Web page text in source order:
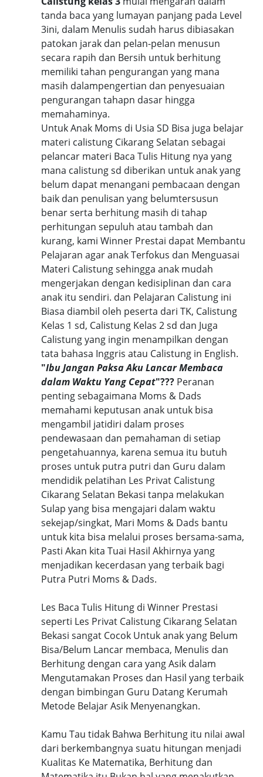
tanda baca yang lumayan panjang pada Level
3ini, dalam Menulis sudah harus dibiasakan
patokan jarak dan pelan-pelan menusun
secara rapih dan Bersih untuk berhitung
memiliki tahan pengurangan yang mana
masih dalampengertian dan penyesuaian
pengurangan tahapn dasar hingga
memahaminya.
Untuk Anak Moms di Usia SD Bisa juga belajar
materi calistung Cikarang Selatan sebagai
pelancar materi Baca Tulis Hitung nya yang
mana calistung sd diberikan untuk anak yang
belum dapat menangani pembacaan dengan
baik dan penulisan yang belumtersusun
benar serta berhitung masih di tahap
perhitungan sepuluh atau tambah dan
kurang, kami Winner Prestai dapat Membantu
Pelajaran agar anak Terfokus dan Menguasai
Materi Calistung sehingga anak mudah
mengerjakan dengan kedisiplinan dan cara
anak itu sendiri. dan Pelajaran Calistung ini
Biasa diambil oleh peserta dari TK, Calistung
Kelas 1 sd, Calistung Kelas 2 sd dan Juga
Calistung yang ingin menampilkan dengan
tata bahasa Inggris atau Calistung in English.
"Ibu Jangan Paksa Aku Lancar Membaca
dalam Waktu Yang Cepat"??? Peranan
penting sebagaimana Moms & Dads
memahami keputusan anak untuk bisa
mengambil jatidiri dalam proses
pendewasaan dan pemahaman di setiap
pengetahuannya, karena semua itu butuh
proses untuk putra putri dan Guru dalam
mendidik pelatihan Les Privat Calistung
Cikarang Selatan Bekasi tanpa melakukan
Sulap yang bisa mengajari dalam waktu
sekejap/singkat, Mari Moms & Dads bantu
untuk kita bisa melalui proses bersama-sama,
Pasti Akan kita Tuai Hasil Akhirnya yang
menjadikan kecerdasan yang terbaik bagi
Putra Putri Moms & Dads.
Les Baca Tulis Hitung di Winner Prestasi
seperti Les Privat Calistung Cikarang Selatan
Bekasi sangat Cocok Untuk anak yang Belum
Bisa/Belum Lancar membaca, Menulis dan
Berhitung dengan cara yang Asik dalam
Mengutamakan Proses dan Hasil yang terbaik
dengan bimbingan Guru Datang Kerumah
Metode Belajar Asik Menyenangkan.
Kamu Tau tidak Bahwa Berhitung itu nilai awal
dari berkembangnya suatu hitungan menjadi
Kualitas Ke Matematika, Berhitung dan